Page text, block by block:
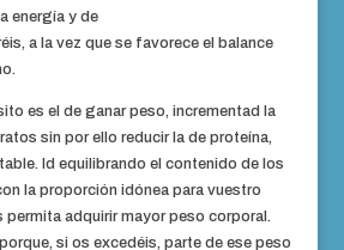
energía y de
a la vez que se favorece el balance
es el de ganar peso, incrementad la
sin por ello reducir la de proteína,
Id equilibrando el contenido de los
la proporción idónea para vuestro
adquirir mayor peso corporal.
si os excedéis, parte de ese peso